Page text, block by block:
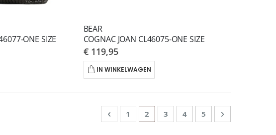
ONE SIZE
BEAR
COGNAC JOAN CL46075-ONE SIZE
€ 119,95
IN WINKELWAGEN
Pagina
Pagina
VorigePagina
1 U lees momenteel pagina
2 Pagina
3 Pagina
4 Pagina
5 Pagina
Volgende